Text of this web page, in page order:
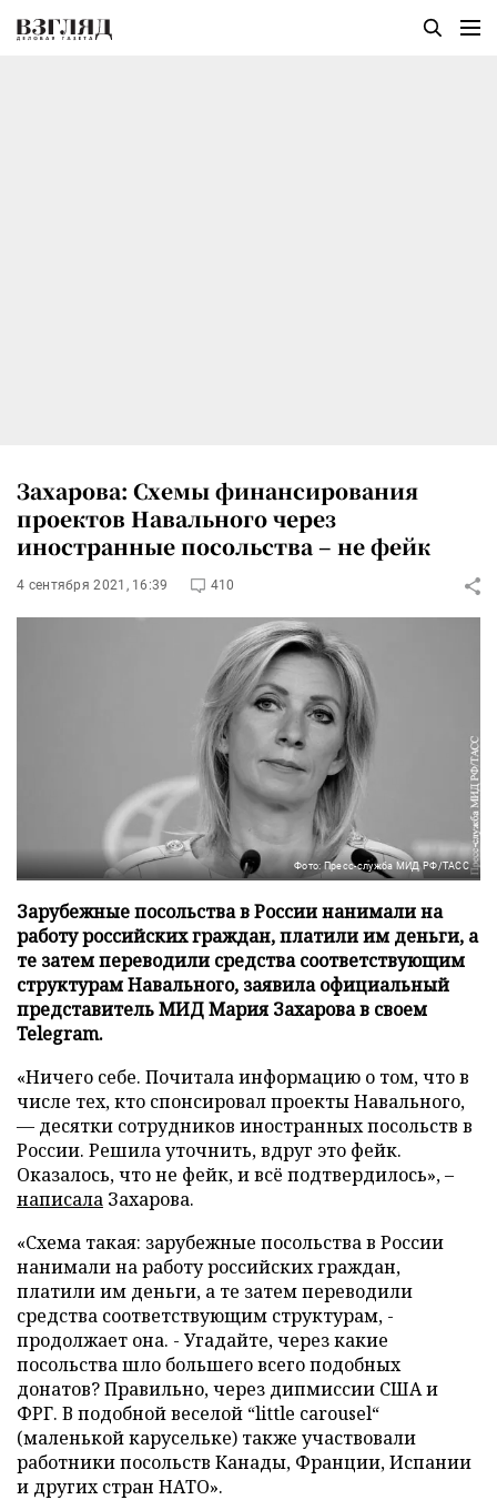
Захарова: Схемы финансирования
проектов Навального через
иностранные посольства – не фейк
4 сентября 2021, 16:39 410
Фото: Пресс-служба МИД РФ/ТАСС
Зарубежные посольства в России нанимали на
работу российских граждан, платили им деньги, а
те затем переводили средства соответствующим
структурам Навального, заявила официальный
представитель МИД Мария Захарова в своем
Telegram.
«Ничего себе. Почитала информацию о том, что в
числе тех, кто спонсировал проекты Навального,
— десятки сотрудников иностранных посольств в
России. Решила уточнить, вдруг это фейк.
Оказалось, что не фейк, и всё подтвердилось», –
написала Захарова.
«Схема такая: зарубежные посольства в России
нанимали на работу российских граждан,
платили им деньги, а те затем переводили
средства соответствующим структурам, -
продолжает она. - Угадайте, через какие
посольства шло большего всего подобных
донатов? Правильно, через дипмиссии США и
ФРГ. В подобной веселой “little carousel“
(маленькой карусельке) также участвовали
работники посольств Канады, Франции, Испании
и других стран НАТО».